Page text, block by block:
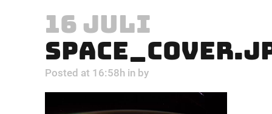
16 JULI
Posted at 16:58h in by